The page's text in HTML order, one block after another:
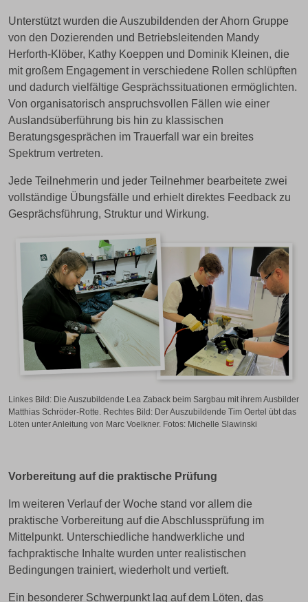
Unterstützt wurden die Auszubildenden der Ahorn Gruppe
von den Dozierenden und Betriebsleitenden Mandy
Herforth-Klöber, Kathy Koeppen und Dominik Kleinen, die
mit großem Engagement in verschiedene Rollen schlüpften
und dadurch vielfältige Gesprächssituationen ermöglichten.
Von organisatorisch anspruchsvollen Fällen wie einer
Auslandsüberführung bis hin zu klassischen
Beratungsgesprächen im Trauerfall war ein breites
Spektrum vertreten.
Jede Teilnehmerin und jeder Teilnehmer bearbeitete zwei
vollständige Übungsfälle und erhielt direktes Feedback zu
Gesprächsführung, Struktur und Wirkung.
Linkes Bild: Die Auszubildende Lea Zaback beim Sargbau mit ihrem Ausbilder
Matthias Schröder-Rotte. Rechtes Bild: Der Auszubildende Tim Oertel übt das
Löten unter Anleitung von Marc Voelkner. Fotos: Michelle Slawinski
Vorbereitung auf die praktische Prüfung
Im weiteren Verlauf der Woche stand vor allem die
praktische Vorbereitung auf die Abschlussprüfung im
Mittelpunkt. Unterschiedliche handwerkliche und
fachpraktische Inhalte wurden unter realistischen
Bedingungen trainiert, wiederholt und vertieft.
Ein besonderer Schwerpunkt lag auf dem Löten, das